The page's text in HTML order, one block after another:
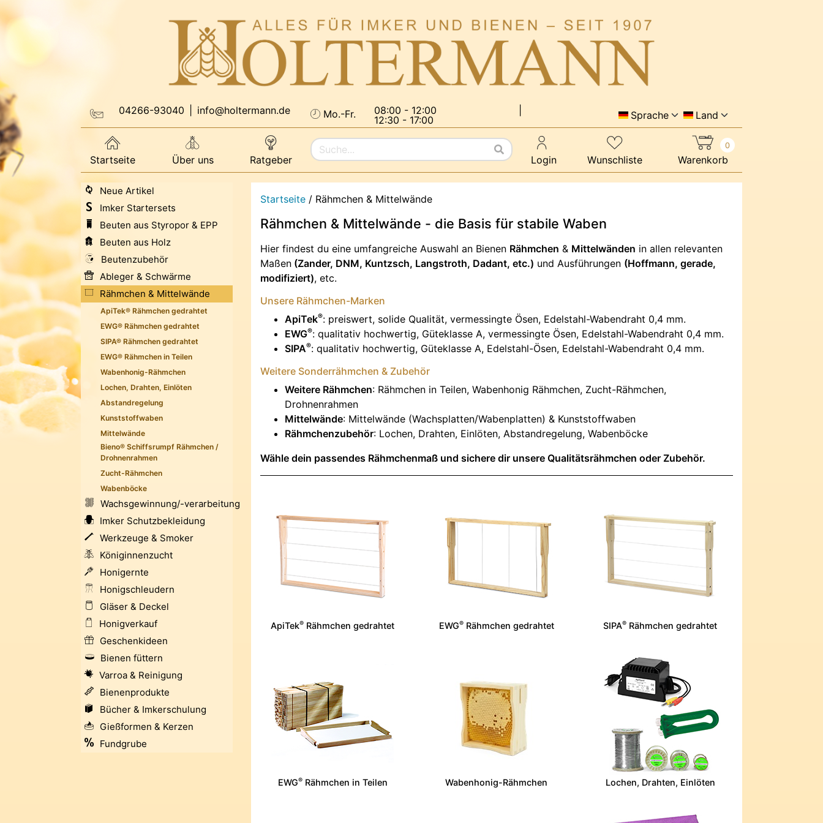
04266-93040 info@holtermann.de Mo.-Fr. 08:00 - 12:00
12:30 - 17:00
Sprache Land
Startseite Über uns Ratgeber Login Wunschliste Warenkorb
0
Neue Artikel
Imker Startersets
Beuten aus Styropor & EPP
Beuten aus Holz
Beutenzubehör
Ableger & Schwärme
Rähmchen & Mittelwände
ApiTek® Rähmchen gedrahtet
EWG® Rähmchen gedrahtet
SIPA® Rähmchen gedrahtet
EWG® Rähmchen in Teilen
Wabenhonig-Rähmchen
Lochen, Drahten, Einlöten
Abstandregelung
Kunststoffwaben
Mittelwände
Bieno® Schiffsrumpf Rähmchen /
Drohnenrahmen
Zucht-Rähmchen
Wabenböcke
Wachsgewinnung/-verarbeitung
Imker Schutzbekleidung
Werkzeuge & Smoker
Königinnenzucht
Honigernte
Honigschleudern
Gläser & Deckel
Honigverkauf
Geschenkideen
Bienen füttern
Varroa & Reinigung
Bienenprodukte
Bücher & Imkerschulung
Gießformen & Kerzen
Fundgrube
Startseite / Rähmchen & Mittelwände
Rähmchen & Mittelwände - die Basis für stabile Waben
Hier findest du eine umfangreiche Auswahl an Bienen Rähmchen & Mittelwänden in allen relevanten
Maßen(Zander, DNM, Kuntzsch, Langstroth, Dadant, etc.) und Ausführungen (Hoffmann, gerade,
modifiziert), etc.
Unsere Rähmchen-Marken
ApiTek®: preiswert, solide Qualität, vermessingte Ösen, Edelstahl-Wabendraht 0,4 mm.
EWG®: qualitativ hochwertig, Güteklasse A, vermessingte Ösen, Edelstahl-Wabendraht 0,4 mm.
SIPA®: qualitativ hochwertig, Güteklasse A, Edelstahl-Ösen, Edelstahl-Wabendraht 0,4 mm.
Weitere Sonderrähmchen & Zubehör
Weitere Rähmchen: Rähmchen in Teilen, Wabenhonig Rähmchen, Zucht-Rähmchen,
Drohnenrahmen
Mittelwände: Mittelwände (Wachsplatten/Wabenplatten) & Kunststoffwaben
Rähmchenzubehör: Lochen, Drahten, Einlöten, Abstandregelung, Wabenböcke
Wähle dein passendes Rähmchenmaß und sichere dir unsere Qualitätsrähmchen oder Zubehör.
ApiTek® Rähmchen gedrahtet EWG®Rähmchen gedrahtet SIPA® Rähmchen gedrahtet
EWG®Rähmchen in Teilen Wabenhonig-Rähmchen Lochen, Drahten, Einlöten